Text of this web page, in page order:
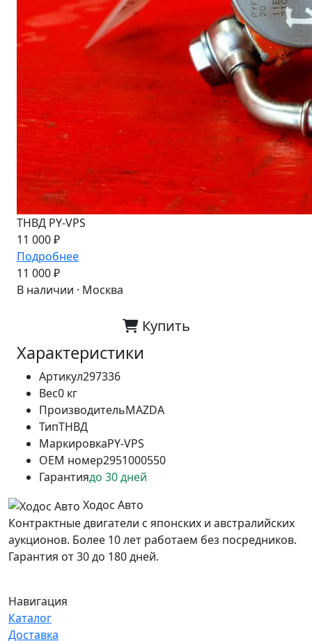
ТНВД PY-VPS
11 000 ₽
Подробнее
11 000 ₽
В наличии · Москва
Купить
Характеристики
Артикул297336
Вес0 кг
ПроизводительMAZDA
ТипТНВД
МаркировкаPY-VPS
OEM номер2951000550
Гарантиядо 30 дней
Ходос Авто
Контрактные двигатели с японских и австралийских
аукционов. Более 10 лет работаем без посредников.
Гарантия от 30 до 180 дней.
Навигация
Каталог
Доставка